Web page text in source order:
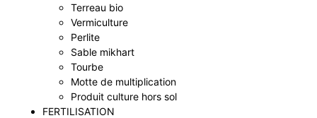
Terreau bio
Vermiculture
Perlite
Sable mikhart
Tourbe
Motte de multiplication
Produit culture hors sol
FERTILISATION